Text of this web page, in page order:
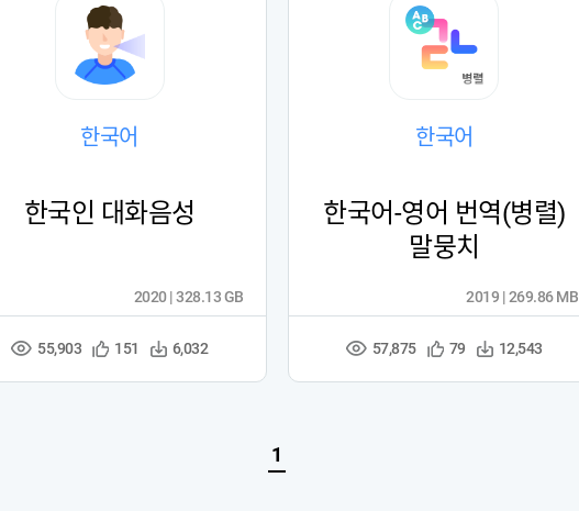
한국어
한국인 대화음성
조
수
55,903
관
등
151
다
수
6,032
2020 | 328.13 GB
한국어
한국어-영어 번역(병렬)
말뭉치
조
수
57,875
관
등
79
다
수
12,543
2019 | 269.86 MB
1